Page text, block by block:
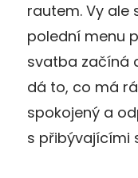
rautem. Vy ale
polední menu
svatba začíná
dá to, co má
spokojený a
s přibývajícími